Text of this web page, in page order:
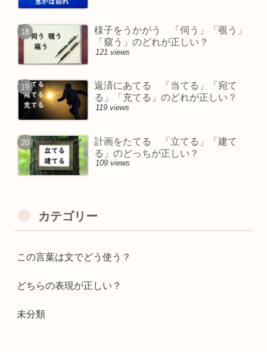
様子をうかがう 「伺う」「覗う」
「窺う」のどれが正しい？
121 views
返済にあてる 「当てる」「宛て
る」「充てる」のどれが正しい？
119 views
計画をたてる 「立てる」「建て
る」のどっちが正しい？
109 views
カテゴリー
この言葉は文でどう使う？
どちらの表現が正しい？
未分類